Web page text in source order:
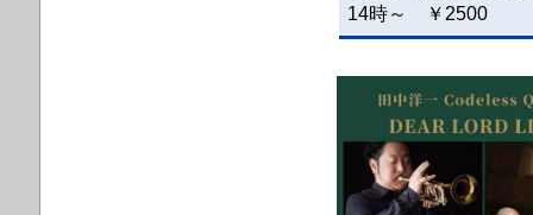
14時～ ￥2500